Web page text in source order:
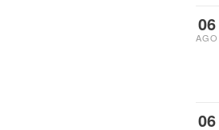
06
AGO
06